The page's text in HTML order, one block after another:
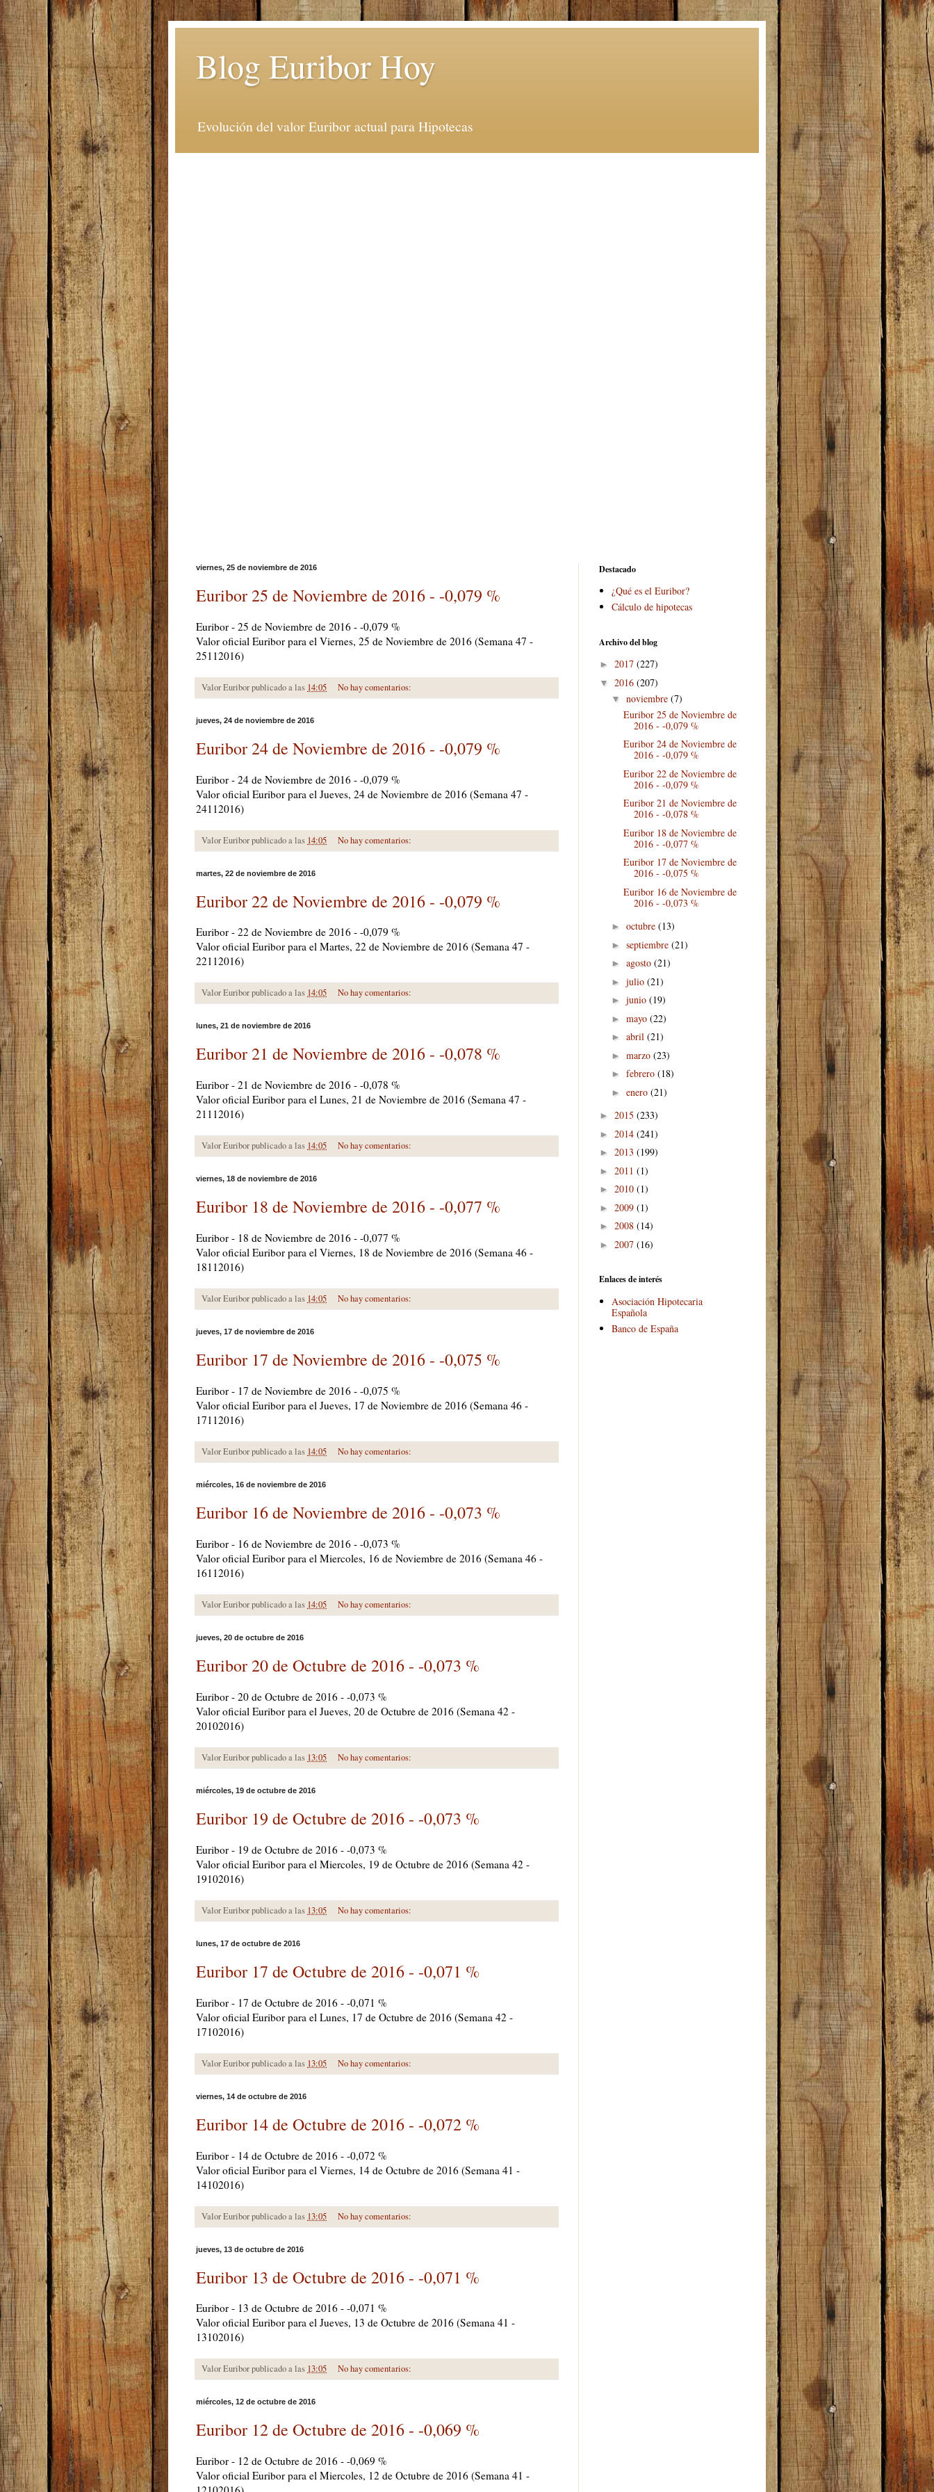
Blog Euribor Hoy
Evolución del valor Euribor actual para Hipotecas
viernes, 25 de noviembre de 2016
Euribor 25 de Noviembre de 2016 - -0,079 %
Euribor - 25 de Noviembre de 2016 - -0,079 %
Valor oficial Euribor para el Viernes, 25 de Noviembre de 2016 (Semana 47 -
25112016)
Valor Euribor publicado a las 14:05 No hay comentarios:
jueves, 24 de noviembre de 2016
Euribor 24 de Noviembre de 2016 - -0,079 %
Euribor - 24 de Noviembre de 2016 - -0,079 %
Valor oficial Euribor para el Jueves, 24 de Noviembre de 2016 (Semana 47 -
24112016)
Valor Euribor publicado a las 14:05 No hay comentarios:
martes, 22 de noviembre de 2016
Euribor 22 de Noviembre de 2016 - -0,079 %
Euribor - 22 de Noviembre de 2016 - -0,079 %
Valor oficial Euribor para el Martes, 22 de Noviembre de 2016 (Semana 47 -
22112016)
Valor Euribor publicado a las 14:05 No hay comentarios:
lunes, 21 de noviembre de 2016
Euribor 21 de Noviembre de 2016 - -0,078 %
Euribor - 21 de Noviembre de 2016 - -0,078 %
Valor oficial Euribor para el Lunes, 21 de Noviembre de 2016 (Semana 47 -
21112016)
Valor Euribor publicado a las 14:05 No hay comentarios:
viernes, 18 de noviembre de 2016
Euribor 18 de Noviembre de 2016 - -0,077 %
Euribor - 18 de Noviembre de 2016 - -0,077 %
Valor oficial Euribor para el Viernes, 18 de Noviembre de 2016 (Semana 46 -
18112016)
Valor Euribor publicado a las 14:05 No hay comentarios:
jueves, 17 de noviembre de 2016
Euribor 17 de Noviembre de 2016 - -0,075 %
Euribor - 17 de Noviembre de 2016 - -0,075 %
Valor oficial Euribor para el Jueves, 17 de Noviembre de 2016 (Semana 46 -
17112016)
Valor Euribor publicado a las 14:05 No hay comentarios:
miércoles, 16 de noviembre de 2016
Euribor 16 de Noviembre de 2016 - -0,073 %
Euribor - 16 de Noviembre de 2016 - -0,073 %
Valor oficial Euribor para el Miercoles, 16 de Noviembre de 2016 (Semana 46 -
16112016)
Valor Euribor publicado a las 14:05 No hay comentarios:
jueves, 20 de octubre de 2016
Euribor 20 de Octubre de 2016 - -0,073 %
Euribor - 20 de Octubre de 2016 - -0,073 %
Valor oficial Euribor para el Jueves, 20 de Octubre de 2016 (Semana 42 -
20102016)
Valor Euribor publicado a las 13:05 No hay comentarios:
miércoles, 19 de octubre de 2016
Euribor 19 de Octubre de 2016 - -0,073 %
Euribor - 19 de Octubre de 2016 - -0,073 %
Valor oficial Euribor para el Miercoles, 19 de Octubre de 2016 (Semana 42 -
19102016)
Valor Euribor publicado a las 13:05 No hay comentarios:
lunes, 17 de octubre de 2016
Euribor 17 de Octubre de 2016 - -0,071 %
Euribor - 17 de Octubre de 2016 - -0,071 %
Valor oficial Euribor para el Lunes, 17 de Octubre de 2016 (Semana 42 -
17102016)
Valor Euribor publicado a las 13:05 No hay comentarios:
viernes, 14 de octubre de 2016
Euribor 14 de Octubre de 2016 - -0,072 %
Euribor - 14 de Octubre de 2016 - -0,072 %
Valor oficial Euribor para el Viernes, 14 de Octubre de 2016 (Semana 41 -
14102016)
Valor Euribor publicado a las 13:05 No hay comentarios:
jueves, 13 de octubre de 2016
Euribor 13 de Octubre de 2016 - -0,071 %
Euribor - 13 de Octubre de 2016 - -0,071 %
Valor oficial Euribor para el Jueves, 13 de Octubre de 2016 (Semana 41 -
13102016)
Valor Euribor publicado a las 13:05 No hay comentarios:
miércoles, 12 de octubre de 2016
Euribor 12 de Octubre de 2016 - -0,069 %
Euribor - 12 de Octubre de 2016 - -0,069 %
Valor oficial Euribor para el Miercoles, 12 de Octubre de 2016 (Semana 41 -
Destacado
¿Qué es el Euribor?
Cálculo de hipotecas
Archivo del blog
► 2017 (227)
▼ 2016 (207)
▼ noviembre (7)
Euribor 25 de Noviembre de
2016 - -0,079 %
Euribor 24 de Noviembre de
2016 - -0,079 %
Euribor 22 de Noviembre de
2016 - -0,079 %
Euribor 21 de Noviembre de
2016 - -0,078 %
Euribor 18 de Noviembre de
2016 - -0,077 %
Euribor 17 de Noviembre de
2016 - -0,075 %
Euribor 16 de Noviembre de
2016 - -0,073 %
► octubre (13)
► septiembre (21)
► agosto (21)
► julio (21)
► junio (19)
► mayo (22)
► abril (21)
► marzo (23)
► febrero (18)
► enero (21)
► 2015 (233)
► 2014 (241)
► 2013 (199)
► 2011 (1)
► 2010 (1)
► 2009 (1)
► 2008 (14)
► 2007 (16)
Enlaces de interés
Asociación Hipotecaria
Española
Banco de España